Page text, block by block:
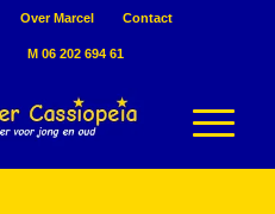
Over Marcel Contact
M 06 202 694 61